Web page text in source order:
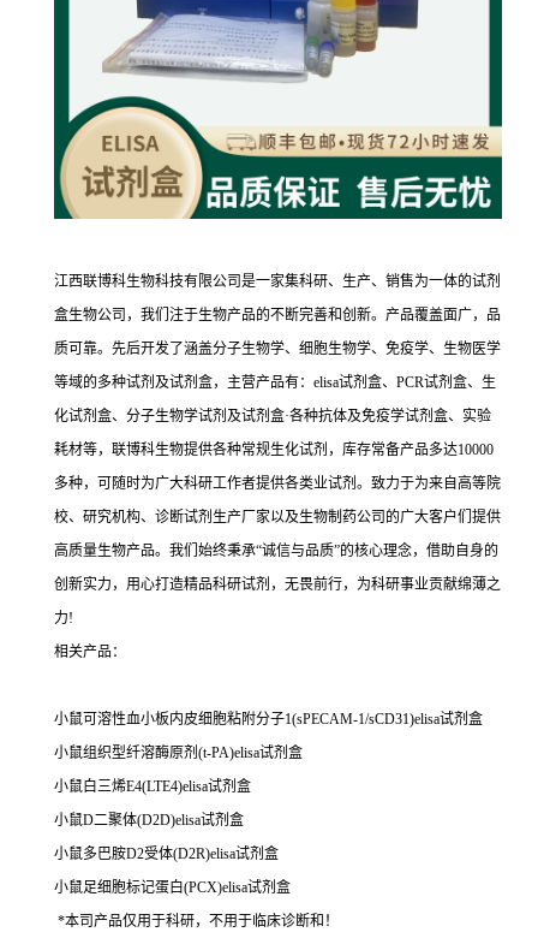
江西联博科生物科技有限公司是一家集科研、生产、销售为一体的试剂
盒生物公司，我们注于生物产品的不断完善和创新。产品覆盖面广，品
质可靠。先后开发了涵盖分子生物学、细胞生物学、免疫学、生物医学
等域的多种试剂及试剂盒，主营产品有：elisa试剂盒、PCR试剂盒、生
化试剂盒、分子生物学试剂及试剂盒·各种抗体及免疫学试剂盒、实验
耗材等，联博科生物提供各种常规生化试剂，库存常备产品多达10000
多种，可随时为广大科研工作者提供各类业试剂。致力于为来自高等院
校、研究机构、诊断试剂生产厂家以及生物制药公司的广大客户们提供
高质量生物产品。我们始终秉承“诚信与品质”的核心理念，借助自身的
创新实力，用心打造精品科研试剂，无畏前行，为科研事业贡献绵薄之
力!
相关产品：
小鼠可溶性血小板内皮细胞粘附分子1(sPECAM-1/sCD31)elisa试剂盒
小鼠组织型纤溶酶原剂(t-PA)elisa试剂盒
小鼠白三烯E4(LTE4)elisa试剂盒
小鼠D二聚体(D2D)elisa试剂盒
小鼠多巴胺D2受体(D2R)elisa试剂盒
小鼠足细胞标记蛋白(PCX)elisa试剂盒
*本司产品仅用于科研，不用于临床诊断和！